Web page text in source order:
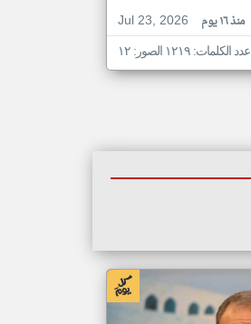
Jul 23, 2026
منذ ١٦ يوم
عدد الكلمات: ١٢١٩ الصور: ١٢